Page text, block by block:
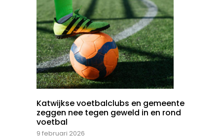
Katwijkse voetbalclubs en gemeente
zeggen nee tegen geweld in en rond
voetbal
9 februari 2026